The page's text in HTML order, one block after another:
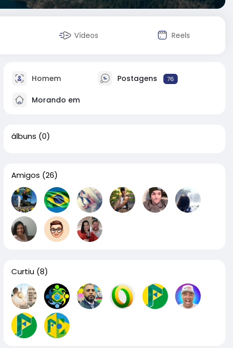
Vídeos Reels
Homem Postagens 76
Morando em
álbuns (0)
Amigos (26)
Curtiu (8)